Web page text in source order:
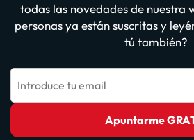
todas las novedades de nuestra
personas ya están suscritas y
tú también?
Introduce tu email
Apuntarme